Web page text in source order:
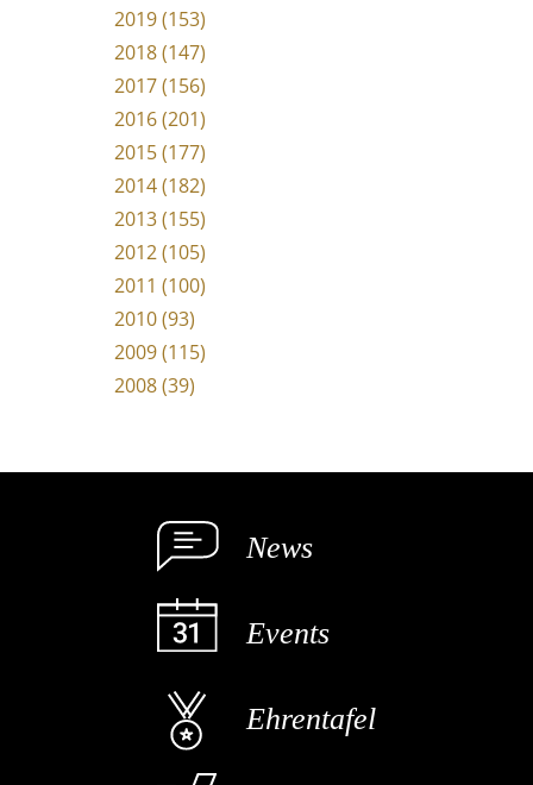
2019 (153)
2018 (147)
2017 (156)
2016 (201)
2015 (177)
2014 (182)
2013 (155)
2012 (105)
2011 (100)
2010 (93)
2009 (115)
2008 (39)
News
Events
Ehrentafel